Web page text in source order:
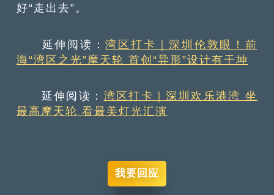
好“走出去”。
延伸阅读：湾区打卡｜深圳伦敦眼！前
海“湾区之光”摩天轮 首创“异形”设计有干坤
延伸阅读： 湾区打卡｜深圳欢乐港湾 坐
最高摩天轮 看最美灯光汇演
我要回应